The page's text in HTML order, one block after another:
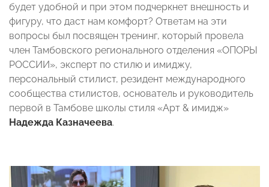
будет удобной и при этом подчеркнет внешность и
фигуру, что даст нам комфорт? Ответам на эти
вопросы был посвящен тренинг, который провела
член Тамбовского регионального отделения «ОПОРЫ
РОССИИ», эксперт по стилю и имиджу,
персональный стилист, резидент международного
сообщества стилистов, основатель и руководитель
первой в Тамбове школы стиля «Арт & имидж»
Надежда Казначеева.